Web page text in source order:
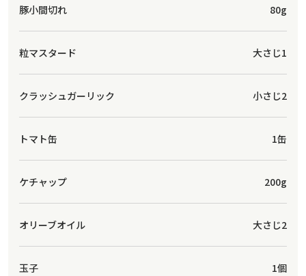
豚小間切れ 80g
粒マスタード 大さじ1
クラッシュガーリック 小さじ2
トマト缶 1缶
ケチャップ 200g
オリーブオイル 大さじ2
玉子 1個